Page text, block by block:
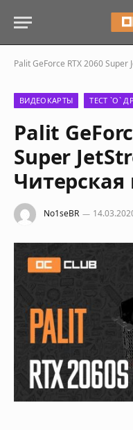
ВИДЕОКАРТЫ ТЕСТ `О`
Palit
Super
Читерская
No1seBR